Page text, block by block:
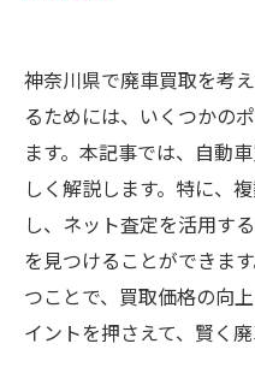
神奈川県で廃車買取を考
るためには、いくつかの
ます。本記事では、自動
しく解説します。特に、
し、ネット査定を活用す
を見つけることができま
つことで、買取価格の向
イントを押さえて、賢く